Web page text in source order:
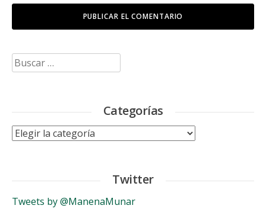
Buscar:
Categorías
Categorías
Twitter
Tweets by @ManenaMunar